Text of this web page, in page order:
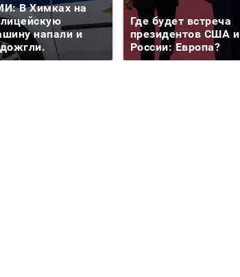
В Химках на
напали и
Где будет встреча
президентов США и
России: Европа?